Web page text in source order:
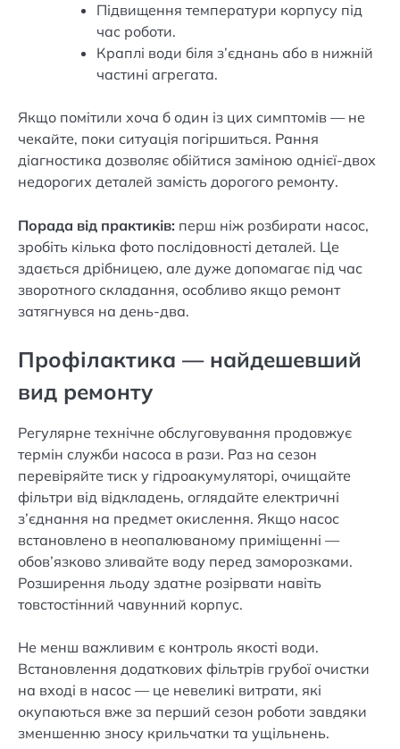
Підвищення температури корпусу під
час роботи.
Краплі води біля з’єднань або в нижній
частині агрегата.
Якщо помітили хоча б один із цих симптомів — не
чекайте, поки ситуація погіршиться. Рання
діагностика дозволяє обійтися заміною однієї-двох
недорогих деталей замість дорогого ремонту.
Порада від практиків: перш ніж розбирати насос,
зробіть кілька фото послідовності деталей. Це
здається дрібницею, але дуже допомагає під час
зворотного складання, особливо якщо ремонт
затягнувся на день-два.
Профілактика — найдешевший
вид ремонту
Регулярне технічне обслуговування продовжує
термін служби насоса в рази. Раз на сезон
перевіряйте тиск у гідроакумуляторі, очищайте
фільтри від відкладень, оглядайте електричні
з’єднання на предмет окислення. Якщо насос
встановлено в неопалюваному приміщенні —
обов’язково зливайте воду перед заморозками.
Розширення льоду здатне розірвати навіть
товстостінний чавунний корпус.
Не менш важливим є контроль якості води.
Встановлення додаткових фільтрів грубої очистки
на вході в насос — це невеликі витрати, які
окупаються вже за перший сезон роботи завдяки
зменшенню зносу крильчатки та ущільнень.